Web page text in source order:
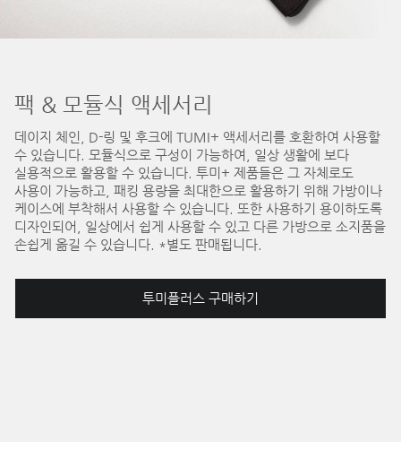
팩 & 모듈식 액세서리
데이지 체인, D-링 및 후크에 TUMI+ 액세서리를 호환하여 사용할
수 있습니다. 모듈식으로 구성이 가능하여, 일상 생활에 보다
실용적으로 활용할 수 있습니다. 투미+ 제품들은 그 자체로도
사용이 가능하고, 패킹 용량을 최대한으로 활용하기 위해 가방이나
케이스에 부착해서 사용할 수 있습니다. 또한 사용하기 용이하도록
디자인되어, 일상에서 쉽게 사용할 수 있고 다른 가방으로 소지품을
손쉽게 옮길 수 있습니다. *별도 판매됩니다.
투미플러스 구매하기